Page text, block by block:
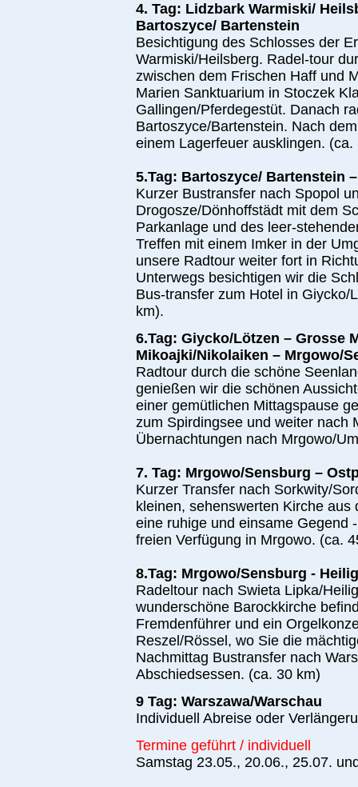
4. Tag: Lidzbark Warmiski/
Bartoszyce/ Bartenstein
Besichtigung des Schlosses der
Warmiski/Heilsberg. Radel-tour
zwischen dem Frischen Haff und
Marien Sanktuarium in Stoczek
Gallingen/Pferdegestüt. Danach
Bartoszyce/Bartenstein. Nach
einem Lagerfeuer ausklingen. (ca.
5.Tag: Bartoszyce/ Bartenstein
Kurzer Bustransfer nach Spopol
Drogosze/Dönhoffstädt mit dem
Parkanlage und des leer-
Treffen mit einem Imker in der
unsere Radtour weiter fort in
Unterwegs besichtigen wir die
Bus-transfer zum Hotel in Giycko/
km).
6.Tag: Giycko/Lötzen – Grosse
Mikoajki/Nikolaiken – Mrgowo/
Radtour durch die schöne
genießen wir die schönen
einer gemütlichen Mittagspause
zum Spirdingsee und weiter nach
Übernachtungen nach Mrgowo/
7. Tag: Mrgowo/Sensburg –
Kurzer Transfer nach Sorkwity/
kleinen, sehenswerten Kirche
eine ruhige und einsame Gegend
freien Verfügung in Mrgowo. (ca.
8.Tag: Mrgowo/Sensburg -
Radeltour nach Swieta Lipka/
wunderschöne Barockkirche
Fremdenführer und ein
Reszel/Rössel, wo Sie die
Nachmittag Bustransfer nach
Abschiedsessen. (ca. 30 km)
9 Tag: Warszawa/Warschau
Individuell Abreise oder
Termine geführt / individuell
Samstag 23.05., 20.06., 25.07.